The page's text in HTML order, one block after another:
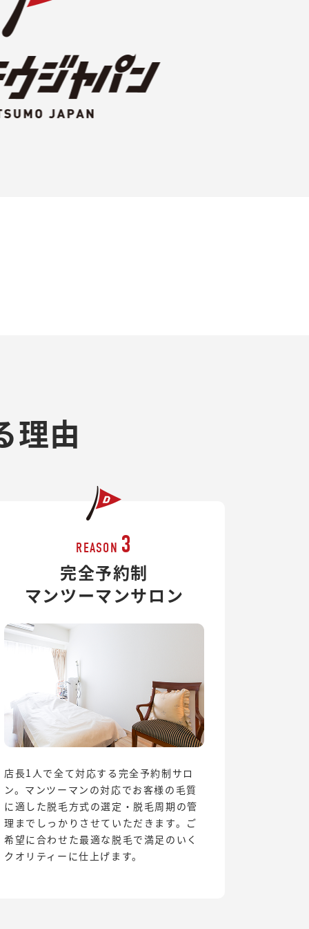
理由
REASON 3
完全予約制
マンツーマンサロン
店長1人で全て対応する完全予約制サロ
ン。マンツーマンの対応でお客様の毛質
に適した脱毛方式の選定・脱毛周期の管
理までしっかりさせていただきます。ご
希望に合わせた最適な脱毛で満足のいく
クオリティーに仕上げます。